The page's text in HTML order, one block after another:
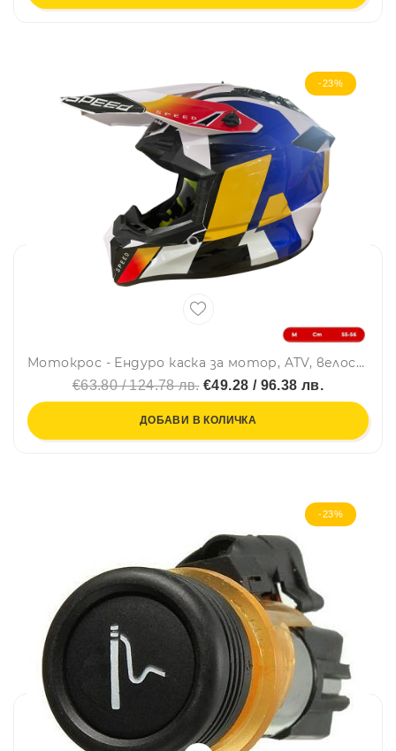
-23%
Мотокрос - Ендуро каска за мотор, ATV, велосипед – размер M (55–56 см) бяла с жълто/син дизайн
€63.80 / 124.78 лв.€49.28 / 96.38 лв.
ДОБАВИ В КОЛИЧКА
-23%